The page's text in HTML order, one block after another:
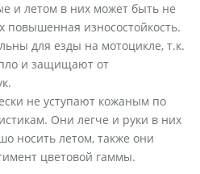
и летом в них может быть не
повышенная износостойкость.
для езды на мотоцикле, т.к.
и защищают от
не уступают кожаным по
Они легче и руки в них
носить летом, также они
цветовой гаммы.